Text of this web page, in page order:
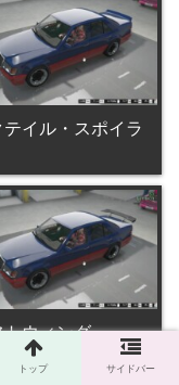
テイル・スポイラ
ウィング
トップ サイドバー